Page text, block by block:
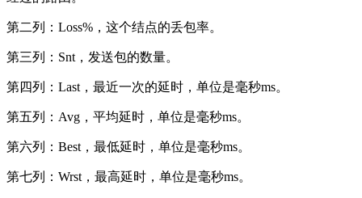
第二列：Loss%，这个结点的丢包率。
第三列：Snt，发送包的数量。
第四列：Last，最近一次的延时，单位是毫秒ms。
第五列：Avg，平均延时，单位是毫秒ms。
第六列：Best，最低延时，单位是毫秒ms。
第七列：Wrst，最高延时，单位是毫秒ms。